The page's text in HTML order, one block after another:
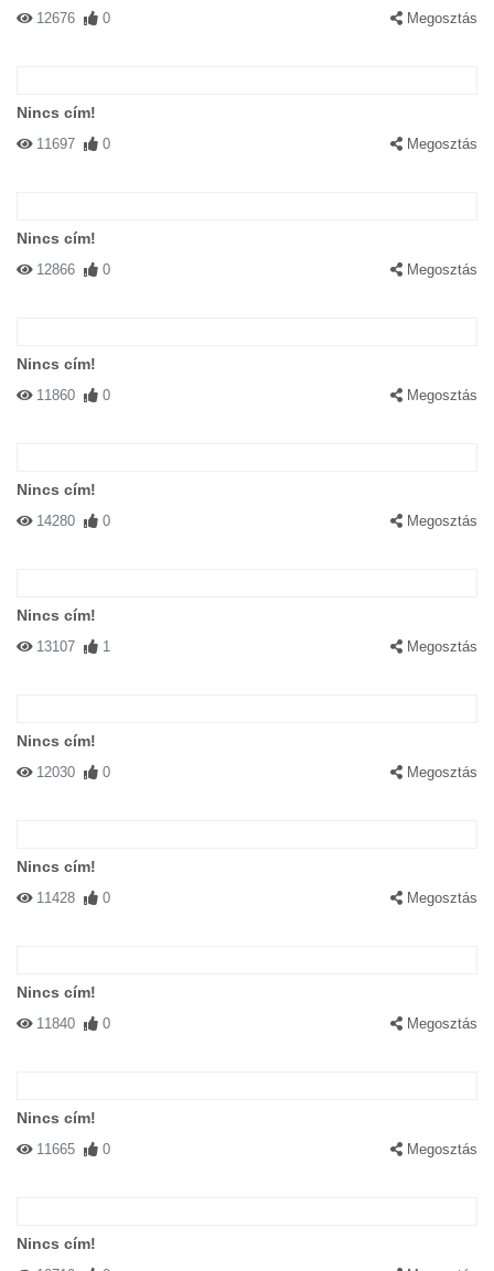
12676 0 Megosztás
Nincs cím!
11697 0 Megosztás
Nincs cím!
12866 0 Megosztás
Nincs cím!
11860 0 Megosztás
Nincs cím!
14280 0 Megosztás
Nincs cím!
13107 1 Megosztás
Nincs cím!
12030 0 Megosztás
Nincs cím!
11428 0 Megosztás
Nincs cím!
11840 0 Megosztás
Nincs cím!
11665 0 Megosztás
Nincs cím!